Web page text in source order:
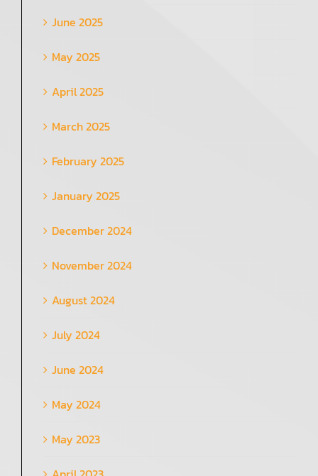
June 2025
May 2025
April 2025
March 2025
February 2025
January 2025
December 2024
November 2024
August 2024
July 2024
June 2024
May 2024
May 2023